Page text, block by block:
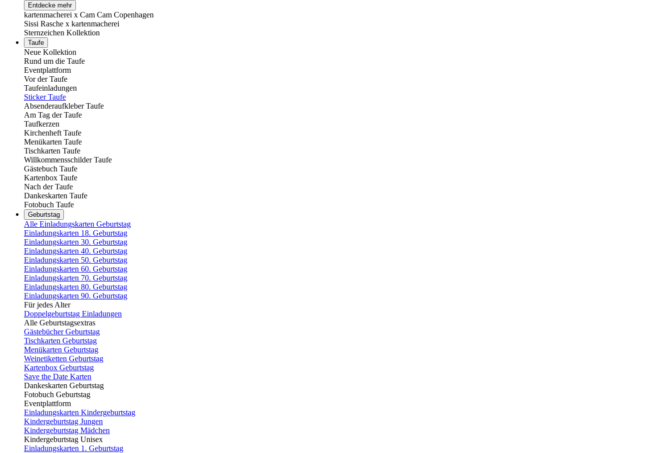
Entdecke mehr
kartenmacherei x Cam Cam Copenhagen
Sissi Rasche x kartenmacherei
Sternzeichen Kollektion
Taufe
Neue Kollektion
Rund um die Taufe
Eventplattform
Vor der Taufe
Taufeinladungen
Sticker Taufe
Absenderaufkleber Taufe
Am Tag der Taufe
Taufkerzen
Kirchenheft Taufe
Menükarten Taufe
Tischkarten Taufe
Willkommensschilder Taufe
Gästebuch Taufe
Kartenbox Taufe
Nach der Taufe
Dankeskarten Taufe
Fotobuch Taufe
Geburtstag
Alle Einladungskarten Geburtstag
Einladungskarten 18. Geburtstag
Einladungskarten 30. Geburtstag
Einladungskarten 40. Geburtstag
Einladungskarten 50. Geburtstag
Einladungskarten 60. Geburtstag
Einladungskarten 70. Geburtstag
Einladungskarten 80. Geburtstag
Einladungskarten 90. Geburtstag
Für jedes Alter
Doppelgeburtstag Einladungen
Alle Geburtstagsextras
Gästebücher Geburtstag
Tischkarten Geburtstag
Menükarten Geburtstag
Weinetiketten Geburtstag
Kartenbox Geburtstag
Save the Date Karten
Dankeskarten Geburtstag
Fotobuch Geburtstag
Eventplattform
Einladungskarten Kindergeburtstag
Kindergeburtstag Jungen
Kindergeburtstag Mädchen
Kindergeburtstag Unisex
Einladungskarten 1. Geburtstag